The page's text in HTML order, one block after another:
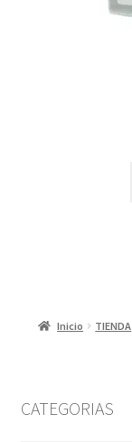
Inicio TIENDA
CATEGORIAS